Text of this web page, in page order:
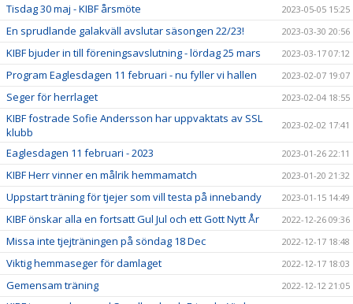
Tisdag 30 maj - KIBF årsmöte 2023-05-05 15:25
En sprudlande galakväll avslutar säsongen 22/23! 2023-03-30 20:56
KIBF bjuder in till föreningsavslutning - lördag 25 mars 2023-03-17 07:12
Program Eaglesdagen 11 februari - nu fyller vi hallen 2023-02-07 19:07
Seger för herrlaget 2023-02-04 18:55
KIBF fostrade Sofie Andersson har uppvaktats av SSL
klubb
2023-02-02 17:41
Eaglesdagen 11 februari - 2023 2023-01-26 22:11
KIBF Herr vinner en målrik hemmamatch 2023-01-20 21:32
Uppstart träning för tjejer som vill testa på innebandy 2023-01-15 14:49
KIBF önskar alla en fortsatt Gul Jul och ett Gott Nytt År 2022-12-26 09:36
Missa inte tjejträningen på söndag 18 Dec 2022-12-17 18:48
Viktig hemmaseger för damlaget 2022-12-17 18:03
Gemensam träning 2022-12-12 21:05